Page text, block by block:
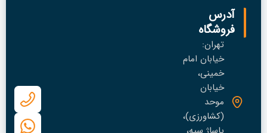
آدرس
فروشگاه
تهران:
خیابان امام
خمینی،
خیابان
موحد
(کشاورزی)،